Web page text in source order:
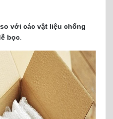
với các vật liệu chống
bọc